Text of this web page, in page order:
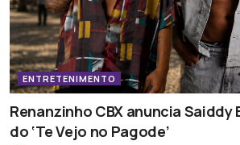
ENTRETENIMENTO
Renanzinho CBX anuncia Saiddy
do ‘Te Vejo no Pagode’